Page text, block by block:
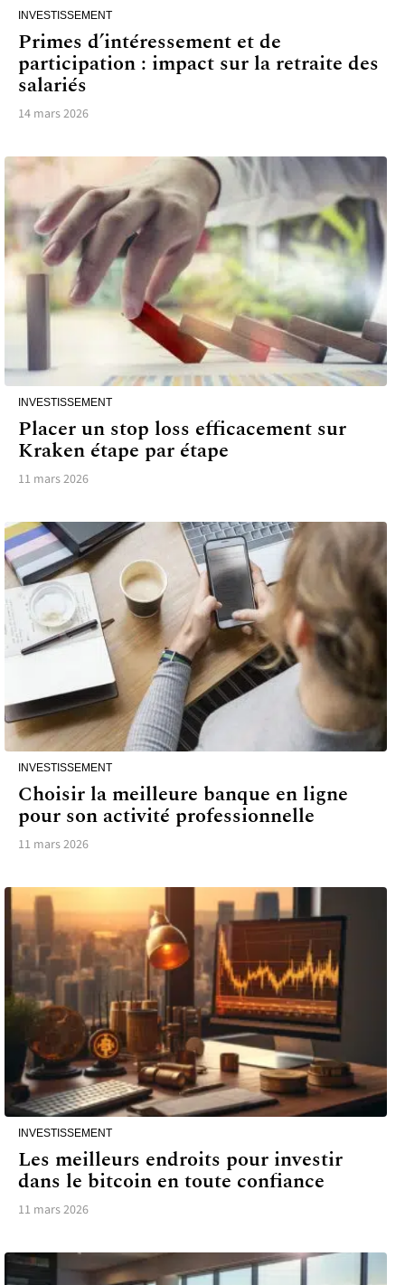
INVESTISSEMENT
Primes d’intéressement et de
participation : impact sur la retraite des
salariés
14 mars 2026
INVESTISSEMENT
Placer un stop loss efficacement sur
Kraken étape par étape
11 mars 2026
INVESTISSEMENT
Choisir la meilleure banque en ligne
pour son activité professionnelle
11 mars 2026
INVESTISSEMENT
Les meilleurs endroits pour investir
dans le bitcoin en toute confiance
11 mars 2026